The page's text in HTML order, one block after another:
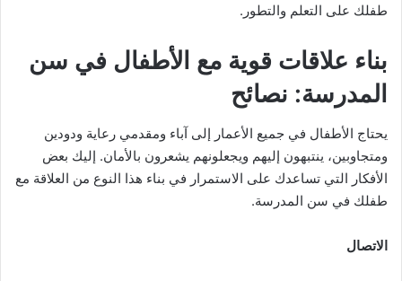
طفلك على التعلم والتطور.
بناء علاقات قوية مع الأطفال في سن
المدرسة: نصائح
يحتاج الأطفال في جميع الأعمار إلى آباء ومقدمي رعاية ودودين
ومتجاوبين، ينتبهون إليهم ويجعلونهم يشعرون بالأمان. إليك بعض
الأفكار التي تساعدك على الاستمرار في بناء هذا النوع من العلاقة مع
طفلك في سن المدرسة.
الاتصال